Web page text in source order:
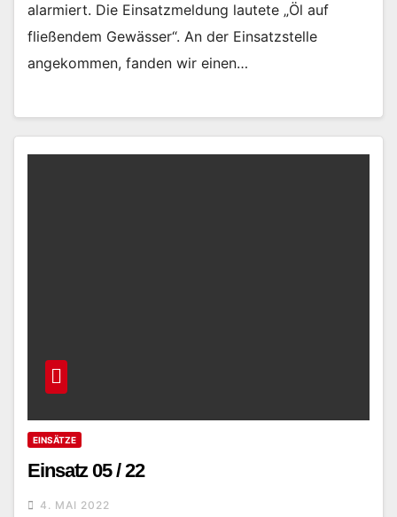
alarmiert. Die Einsatzmeldung lautete „Öl auf
fließendem Gewässer“. An der Einsatzstelle
angekommen, fanden wir einen…
EINSÄTZE
Einsatz 05 / 22
4. MAI 2022